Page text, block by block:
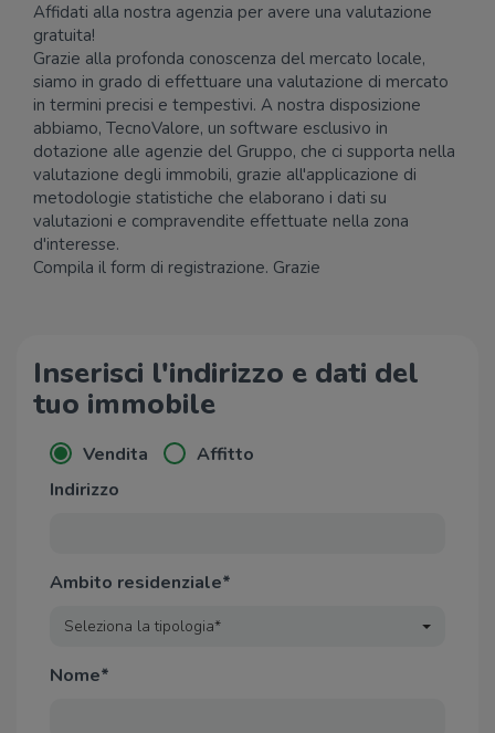
Affidati alla nostra agenzia per avere una valutazione
gratuita!
Grazie alla profonda conoscenza del mercato locale,
siamo in grado di effettuare una valutazione di mercato
in termini precisi e tempestivi. A nostra disposizione
abbiamo, TecnoValore, un software esclusivo in
dotazione alle agenzie del Gruppo, che ci supporta nella
valutazione degli immobili, grazie all'applicazione di
metodologie statistiche che elaborano i dati su
valutazioni e compravendite effettuate nella zona
d'interesse.
Compila il form di registrazione. Grazie
Inserisci l'indirizzo e dati del
tuo immobile
Vendita
Affitto
Indirizzo
Ambito residenziale*
Seleziona la tipologia*
Nome*